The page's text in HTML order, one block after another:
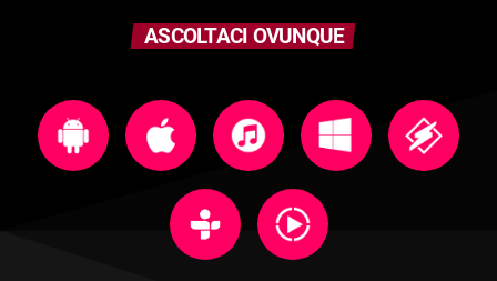
ASCOLTACI OVUNQUE